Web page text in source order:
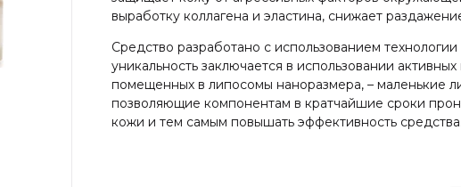
выработку коллагена и эластина, снижает
Средство разработано с использованием
уникальность заключается в использовании
помещенных в липосомы наноразмера, – маленькие
позволяющие компонентам в кратчайшие сроки
кожи и тем самым повышать эффективность средства.